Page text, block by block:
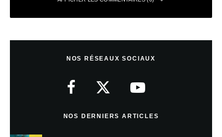
NOS RÉSEAUX SOCIAUX
NOS DERNIERS ARTICLES